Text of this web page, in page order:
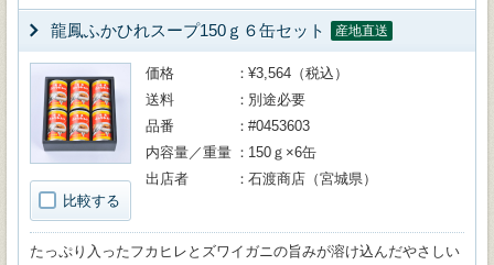
龍鳳ふかひれスープ150ｇ６缶セット 産地直送
比較する
価格
¥3,564（税込）
送料
別途必要
品番
#0453603
内容量／重量
150ｇ×6缶
出店者
石渡商店（宮城県）
たっぷり入ったフカヒレとズワイガニの旨みが溶け込んだやさしい